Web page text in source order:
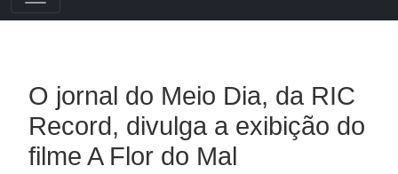
O jornal do Meio Dia, da RIC
Record, divulga a exibição do
filme A Flor do Mal